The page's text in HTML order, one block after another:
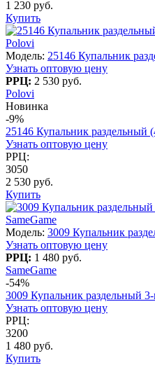
1 230 руб.
Купить
Polovi
Модель: 25146 Купальник
Узнать оптовую цену
РРЦ: 2 530 руб.
Polovi
Новинка
-9%
25146 Купальник раздельный
Узнать оптовую цену
РРЦ:
3050
2 530 руб.
Купить
SameGame
Модель: 3009 Купальник
Узнать оптовую цену
РРЦ: 1 480 руб.
SameGame
-54%
3009 Купальник раздельный
Узнать оптовую цену
РРЦ:
3200
1 480 руб.
Купить